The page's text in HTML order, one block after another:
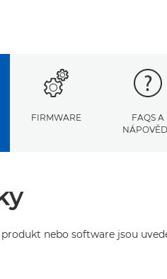
FIRMWARE
FAQS A
nebo software jsou